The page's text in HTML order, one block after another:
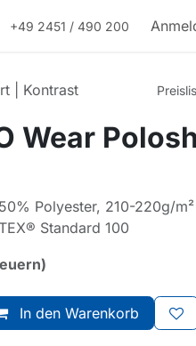
+49 2451 / 490 200
| Kontrast
Wear
Polyester, 210-220g/m²
Standard 100
In den Warenkorb